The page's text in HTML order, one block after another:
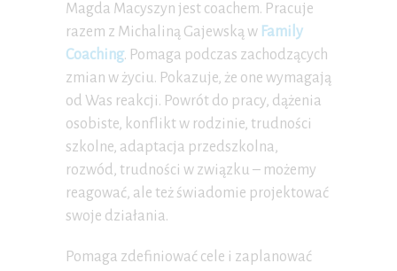
Magda Macyszyn jest coachem. Pracuje
razem z Michaliną Gajewską w Family
Coaching. Pomaga podczas zachodzących
zmian w życiu. Pokazuje, że one wymagają
od Was reakcji. Powrót do pracy, dążenia
osobiste, konflikt w rodzinie, trudności
szkolne, adaptacja przedszkolna,
rozwód, trudności w związku – możemy
reagować, ale też świadomie projektować
swoje działania.
Pomaga zdefiniować cele i zaplanować